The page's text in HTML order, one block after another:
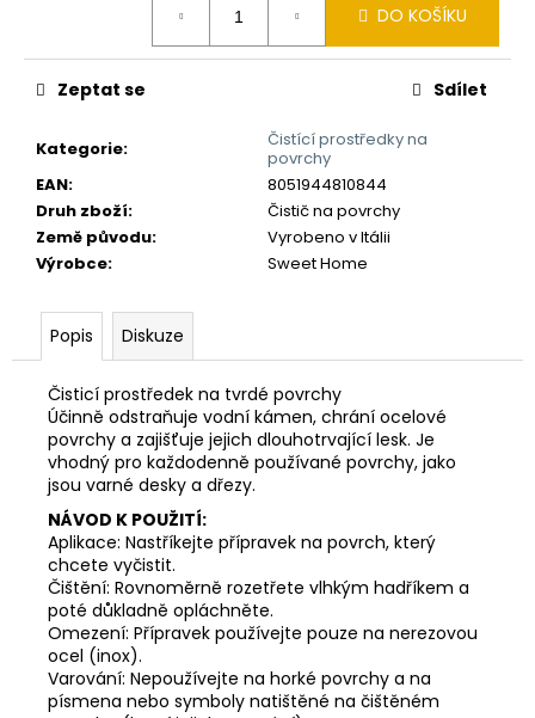
DO KOŠÍKU
Kategorie:
Čistící prostředky na
povrchy
EAN:
8051944810844
Druh zboží:
Čistič na povrchy
Země původu:
Vyrobeno v Itálii
Výrobce: Sweet Home
Zeptat se Sdílet
Popis Diskuze
Čisticí prostředek na tvrdé povrchy
Účinně odstraňuje vodní kámen, chrání ocelové
povrchy a zajišťuje jejich dlouhotrvající lesk. Je
vhodný pro každodenně používané povrchy, jako
jsou varné desky a dřezy.
NÁVOD K POUŽITÍ:
Aplikace: Nastříkejte přípravek na povrch, který
chcete vyčistit.
Čištění: Rovnoměrně rozetřete vlhkým hadříkem a
poté důkladně opláchněte.
Omezení: Přípravek používejte pouze na nerezovou
ocel (inox).
Varování: Nepoužívejte na horké povrchy a na
písmena nebo symboly natištěné na čištěném
m
e